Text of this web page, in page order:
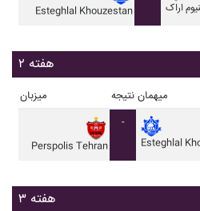
Esteghlal Khouzestan
اراک
هفته ۲
میزبان نتیجه میهمان
Perspolis Tehran
-
Esteghlal
هفته ۳